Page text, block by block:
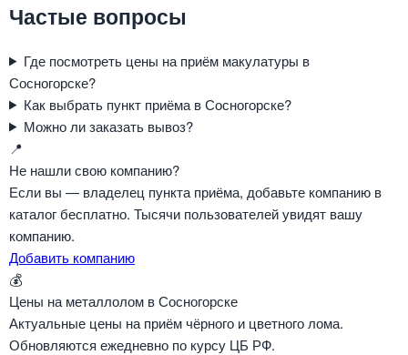
Частые вопросы
Где посмотреть цены на приём макулатуры в
Сосногорске?
Как выбрать пункт приёма в Сосногорске?
Можно ли заказать вывоз?
📍
Не нашли свою компанию?
Если вы — владелец пункта приёма, добавьте компанию в
каталог бесплатно. Тысячи пользователей увидят вашу
компанию.
Добавить компанию
💰
Цены на металлолом в Сосногорске
Актуальные цены на приём чёрного и цветного лома.
Обновляются ежедневно по курсу ЦБ РФ.